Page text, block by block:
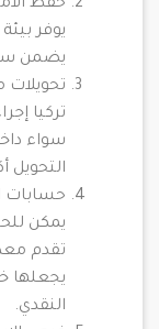
حفظ
يوفر
يضمن
تركيا
سواء
التحويل
حسابات
يمكن
تقدم
يجعلها
النقدي.